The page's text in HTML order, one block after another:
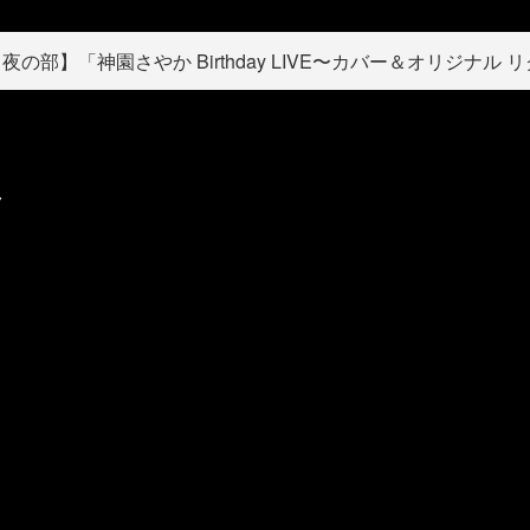
の部】「神園さやか Birthday LIVE〜カバー＆オリジナル リ